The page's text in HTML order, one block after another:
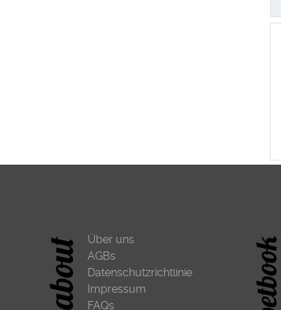
Über uns
AGBs
Datenschutzrichtlinie
Impressum
FAQs